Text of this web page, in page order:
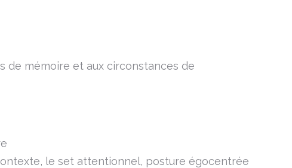
de mémoire et aux circonstances de
le set attentionnel, posture égocentrée